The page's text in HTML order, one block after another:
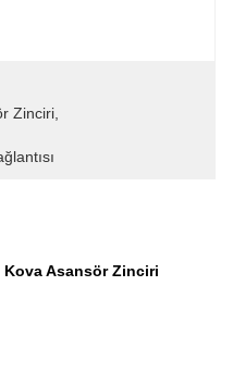
Zinciri
Kova Asansör Zinciri